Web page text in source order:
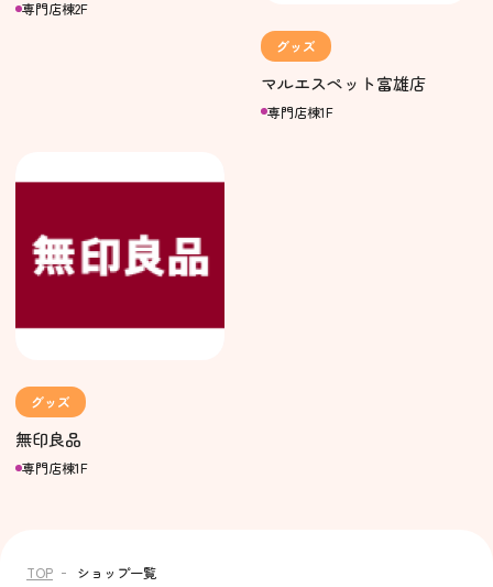
専門店棟2F
グッズ
マルエスペット富雄店
専門店棟1F
グッズ
無印良品
専門店棟1F
TOP ショップ一覧